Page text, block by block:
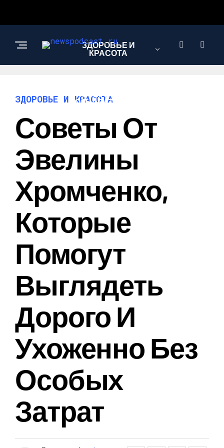
ЗДОРОВЬЕ И
КРАСОТА
ИНТЕРЕСНОЕ И
ПОЗНАВАТЕЛЬНОЕ
ЗДОРОВЬЕ И КРАСОТА
Советы От
Эвелины
Хромченко,
Которые
Помогут
Выглядеть
Дорого И
Ухоженно Без
Особых
Затрат